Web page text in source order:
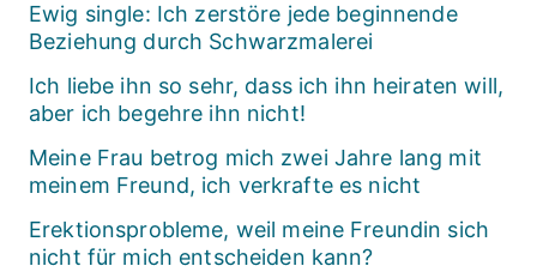
Ewig single: Ich zerstöre jede beginnende
Beziehung durch Schwarzmalerei
Ich liebe ihn so sehr, dass ich ihn heiraten will,
aber ich begehre ihn nicht!
Meine Frau betrog mich zwei Jahre lang mit
meinem Freund, ich verkrafte es nicht
Erektionsprobleme, weil meine Freundin sich
nicht für mich entscheiden kann?